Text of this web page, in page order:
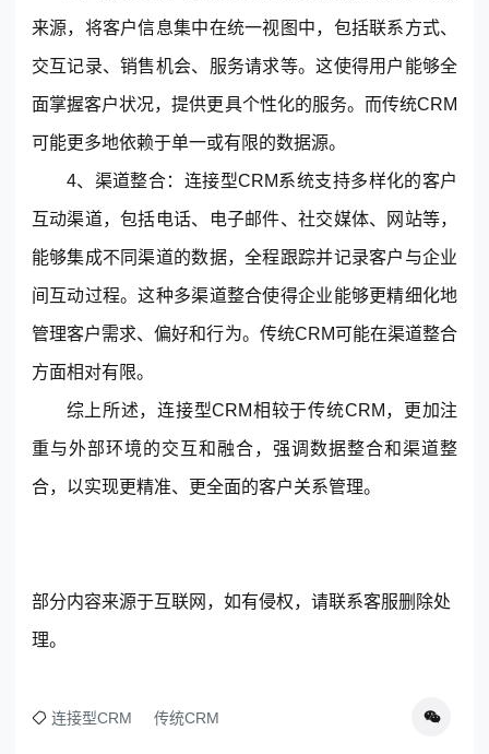
购买咨询 售后服务
© 2013-2023 scrm.com All Rights Reserved
来源，将客户信息集中在统一视图中，包括联系方式、
交互记录、销售机会、服务请求等。这使得用户能够全
面掌握客户状况，提供更具个性化的服务。而传统CRM
可能更多地依赖于单一或有限的数据源。
4、渠道整合：连接型CRM系统支持多样化的客户
互动渠道，包括电话、电子邮件、社交媒体、网站等，
能够集成不同渠道的数据，全程跟踪并记录客户与企业
间互动过程。这种多渠道整合使得企业能够更精细化地
管理客户需求、偏好和行为。传统CRM可能在渠道整合
方面相对有限。
综上所述，连接型CRM相较于传统CRM，更加注
重与外部环境的交互和融合，强调数据整合和渠道整
合，以实现更精准、更全面的客户关系管理。
部分内容来源于互联网，如有侵权，请联系客服删除处
理。
连接型CRM 传统CRM